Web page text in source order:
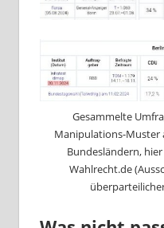
Gesammelte
Manipulations-Muster
Bundesländern,
Wahlrecht.de